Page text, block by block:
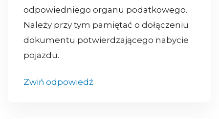
Zwiń odpowiedź
odpowiedniego organu podatkowego.
Należy przy tym pamiętać o dołączeniu
dokumentu potwierdzającego nabycie
pojazdu.